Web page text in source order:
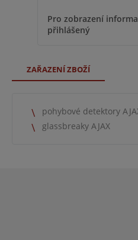
Pro zobrazení
přihlášený
ZAŘAZENÍ ZBOŽÍ
pohybové detektory
glassbreaky AJAX